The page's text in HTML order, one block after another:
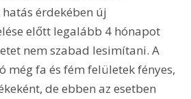
érdekében új
előtt legalább 4 hónapot
nem szabad lesimítani. A
még fa és fém felületek fényes,
de ebben az esetben